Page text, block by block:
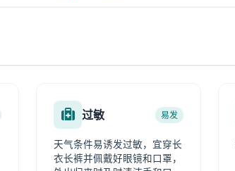
过敏 易发
天气条件易诱发过敏，宜穿长
衣长裤并佩戴好眼镜和口罩，